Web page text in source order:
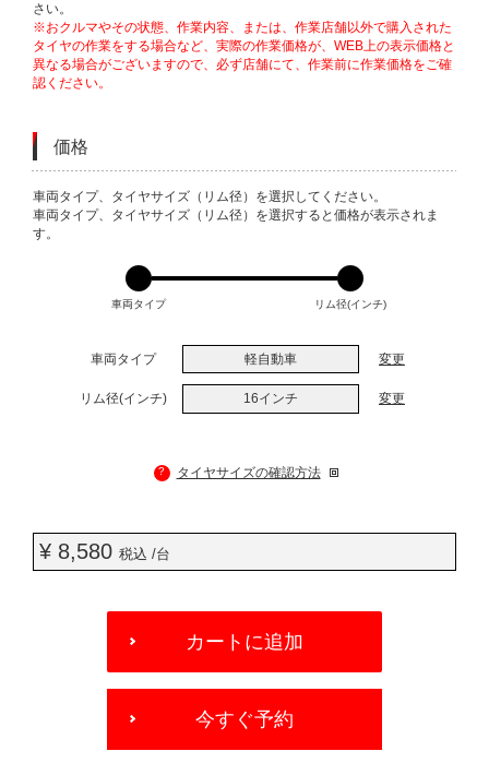
さい。
※おクルマやその状態、作業内容、または、作業店舗以外で購入された
タイヤの作業をする場合など、実際の作業価格が、WEB上の表示価格と
異なる場合がございますので、必ず店舗にて、作業前に作業価格をご確
認ください。
価格
VARIATIONS
車両タイプ、タイヤサイズ（リム径）を選択してください。
車両タイプ、タイヤサイズ（リム径）を選択すると価格が表示されま
す。
車両タイプ リム径(インチ)
車両タイプ 軽自動車 変更
リム径(インチ) 16インチ 変更
? タイヤサイズの確認方法
¥ 8,580 税込 /台
OPTIONS
カートに追加
今すぐ予約